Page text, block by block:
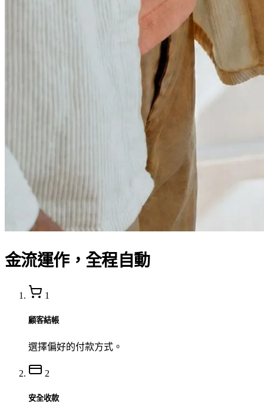
金流運作，全程自動
1
顧客結帳
選擇偏好的付款方式。
2
安全收款